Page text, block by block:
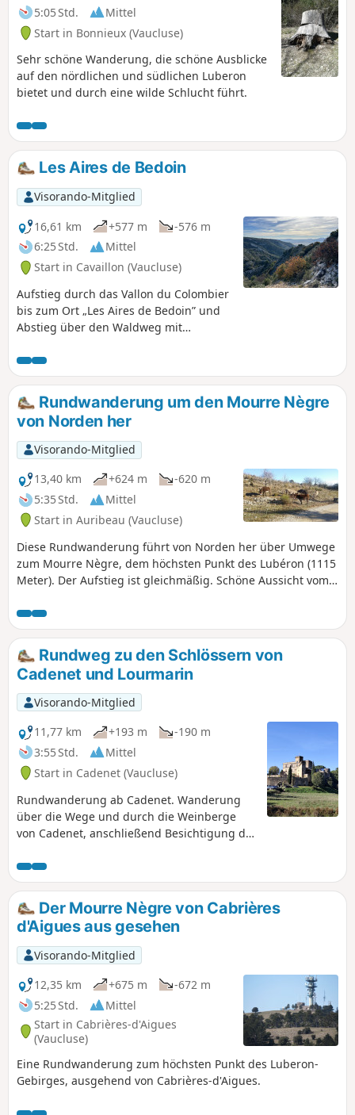
5:05 Std.
Mittel
Start in Bonnieux (Vaucluse)
Sehr schöne Wanderung, die schöne Ausblicke
auf den nördlichen und südlichen Luberon
bietet und durch eine wilde Schlucht führt.
Les Aires de Bedoin
Visorando-Mitglied
16,61 km
+577 m
-576 m
6:25 Std.
Mittel
Start in Cavaillon (Vaucluse)
Aufstieg durch das Vallon du Colombier
bis zum Ort „Les Aires de Bedoin” und
Abstieg über den Waldweg mit
Rundwanderung um den Mourre Nègre
von Norden her
Visorando-Mitglied
13,40 km
+624 m
-620 m
5:35 Std.
Mittel
Start in Auribeau (Vaucluse)
Diese Rundwanderung führt von Norden her über Umwege
zum Mourre Nègre, dem höchsten Punkt des Lubéron (1115
Meter). Der Aufstieg ist gleichmäßig. Schöne Aussicht vom
erfordert jedoch gutes Schuhwerk auf einem steinigen
Weg.
Rundweg zu den Schlössern von
Cadenet und Lourmarin
Visorando-Mitglied
11,77 km
+193 m
-190 m
3:55 Std.
Mittel
Start in Cadenet (Vaucluse)
Rundwanderung ab Cadenet. Wanderung
über die Wege und durch die Weinberge
von Cadenet, anschließend Besichtigung der
Rückweg führt über das Schloss von
Cadenet.
Der Mourre Nègre von Cabrières
d'Aigues aus gesehen
Visorando-Mitglied
12,35 km
+675 m
-672 m
5:25 Std.
Mittel
Start in Cabrières-d'Aigues
(Vaucluse)
Eine Rundwanderung zum höchsten Punkt des Luberon-
Gebirges, ausgehend von Cabrières-d'Aigues.